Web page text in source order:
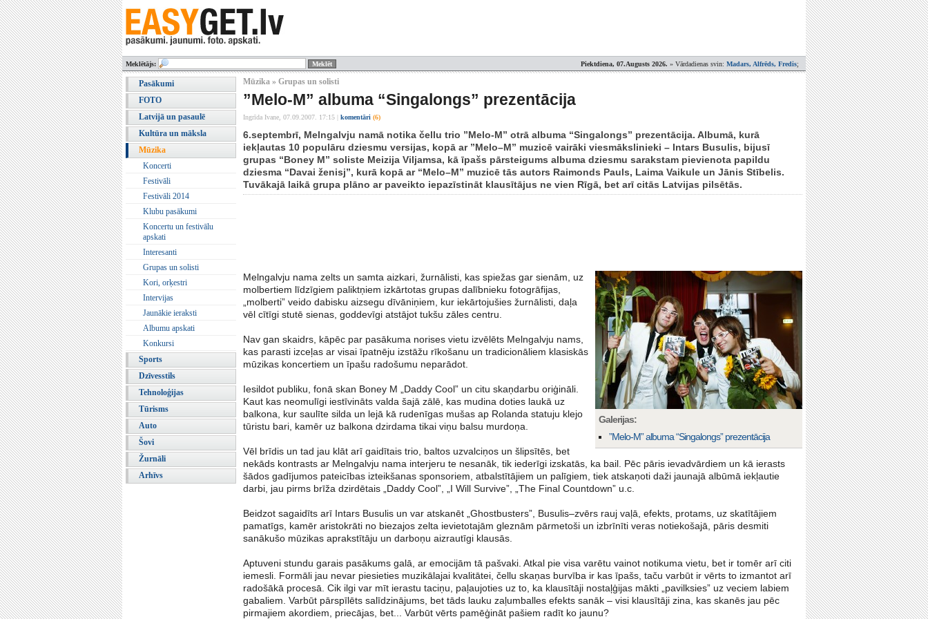
Piektdiena, 07.Augusts 2026. » Vārdadienas svin: Madars, Alfrēds, Fredis;
Meklētājs:
Pasākumi
FOTO
Latvijā un pasaulē
Kultūra un māksla
Mūzika
Koncerti
Festivāli
Festivāli 2014
Klubu pasākumi
Koncertu un festivālu
apskati
Interesanti
Grupas un solisti
Kori, orķestri
Intervijas
Jaunākie ieraksti
Albumu apskati
Konkursi
Sports
Dzīvesstils
Tehnoloģijas
Tūrisms
Auto
Šovi
Žurnāli
Arhīvs
Mūzika » Grupas un solisti
”Melo-M” albuma “Singalongs” prezentācija
Ingrīda Ivane, 07.09.2007. 17:15 komentāri (6)
6.septembrī, Melngalvju namā notika čellu trio ”Melo-M” otrā albuma “Singalongs” prezentācija. Albumā, kurā
iekļautas 10 populāru dziesmu versijas, kopā ar ”Melo–M” muzicē vairāki viesmākslinieki – Intars Busulis, bijusī
grupas “Boney M” soliste Meizija Viljamsa, kā īpašs pārsteigums albuma dziesmu sarakstam pievienota papildu
dziesma “Davai ženisj”, kurā kopā ar “Melo–M” muzicē tās autors Raimonds Pauls, Laima Vaikule un Jānis Stībelis.
Tuvākajā laikā grupa plāno ar paveikto iepazīstināt klausītājus ne vien Rīgā, bet arī citās Latvijas pilsētās.
Galerijas:
”Melo-M” albuma “Singalongs” prezentācija
Melngalvju nama zelts un samta aizkari, žurnālisti, kas spiežas gar sienām, uz
molbertiem līdzīgiem paliktņiem izkārtotas grupas dalībnieku fotogrāfijas,
„molberti” veido dabisku aizsegu dīvāniņiem, kur iekārtojušies žurnālisti, daļa
vēl cītīgi stutē sienas, goddevīgi atstājot tukšu zāles centru.
Nav gan skaidrs, kāpēc par pasākuma norises vietu izvēlēts Melngalvju nams,
kas parasti izceļas ar visai īpatnēju izstāžu rīkošanu un tradicionāliem klasiskās
mūzikas koncertiem un īpašu radošumu neparādot.
Iesildot publiku, fonā skan Boney M „Daddy Cool” un citu skaņdarbu oriģināli.
Kaut kas neomulīgi iestīvināts valda šajā zālē, kas mudina doties laukā uz
balkona, kur saulīte silda un lejā kā rudenīgas mušas ap Rolanda statuju klejo
tūristu bari, kamēr uz balkona dzirdama tikai viņu balsu murdoņa.
Vēl brīdis un tad jau klāt arī gaidītais trio, baltos uzvalciņos un šlipsītēs, bet
nekāds kontrasts ar Melngalvju nama interjeru te nesanāk, tik iederīgi izskatās, ka bail. Pēc pāris ievadvārdiem un kā ierasts
šādos gadījumos pateicības izteikšanas sponsoriem, atbalstītājiem un palīgiem, tiek atskaņoti daži jaunajā albūmā iekļautie
darbi, jau pirms brīža dzirdētais „Daddy Cool”, „I Will Survive”, „The Final Countdown” u.c.
Beidzot sagaidīts arī Intars Busulis un var atskanēt „Ghostbusters”, Busulis–zvērs rauj vaļā, efekts, protams, uz skatītājiem
pamatīgs, kamēr aristokrāti no biezajos zelta ievietotajām gleznām pārmetoši un izbrīnīti veras notiekošajā, pāris desmiti
sanākušo mūzikas aprakstītāju un darboņu aizrautīgi klausās.
Aptuveni stundu garais pasākums galā, ar emocijām tā pašvaki. Atkal pie visa varētu vainot notikuma vietu, bet ir tomēr arī citi
iemesli. Formāli jau nevar piesieties muzikālajai kvalitātei, čellu skaņas burvība ir kas īpašs, taču varbūt ir vērts to izmantot arī
radošākā procesā. Cik ilgi var mīt ierastu taciņu, paļaujoties uz to, ka klausītāji nostaļģijas mākti „pavilksies” uz veciem labiem
gabaliem. Varbūt pārspīlēts salīdzinājums, bet tāds lauku zaļumballes efekts sanāk – visi klausītāji zina, kas skanēs jau pēc
pirmajiem akordiem, priecājas, bet... Varbūt vērts pamēģināt pašiem radīt ko jaunu?